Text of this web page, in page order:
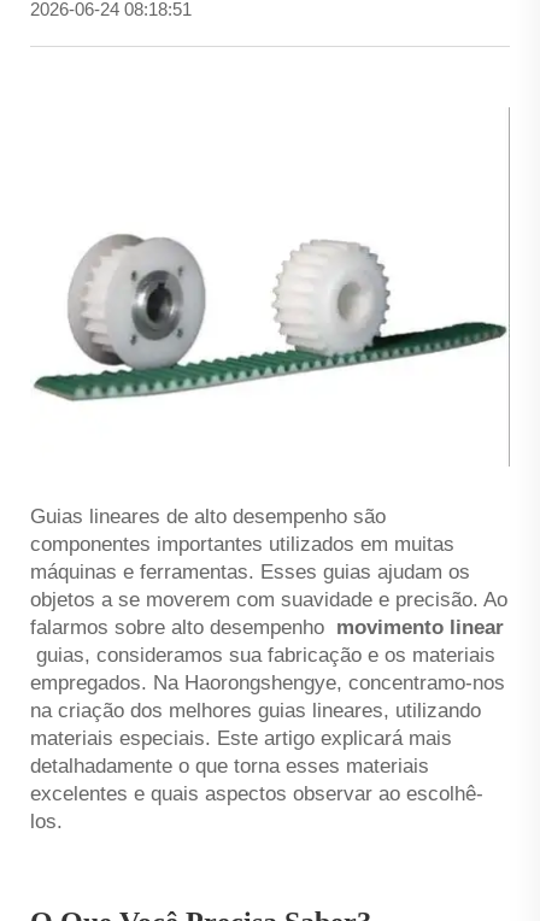
2026-06-24 08:18:51
Guias lineares de alto desempenho são
componentes importantes utilizados em muitas
máquinas e ferramentas. Esses guias ajudam os
objetos a se moverem com suavidade e precisão. Ao
falarmos sobre alto desempenho movimento linear
guias, consideramos sua fabricação e os materiais
empregados. Na Haorongshengye, concentramo-nos
na criação dos melhores guias lineares, utilizando
materiais especiais. Este artigo explicará mais
detalhadamente o que torna esses materiais
excelentes e quais aspectos observar ao escolhê-
los.